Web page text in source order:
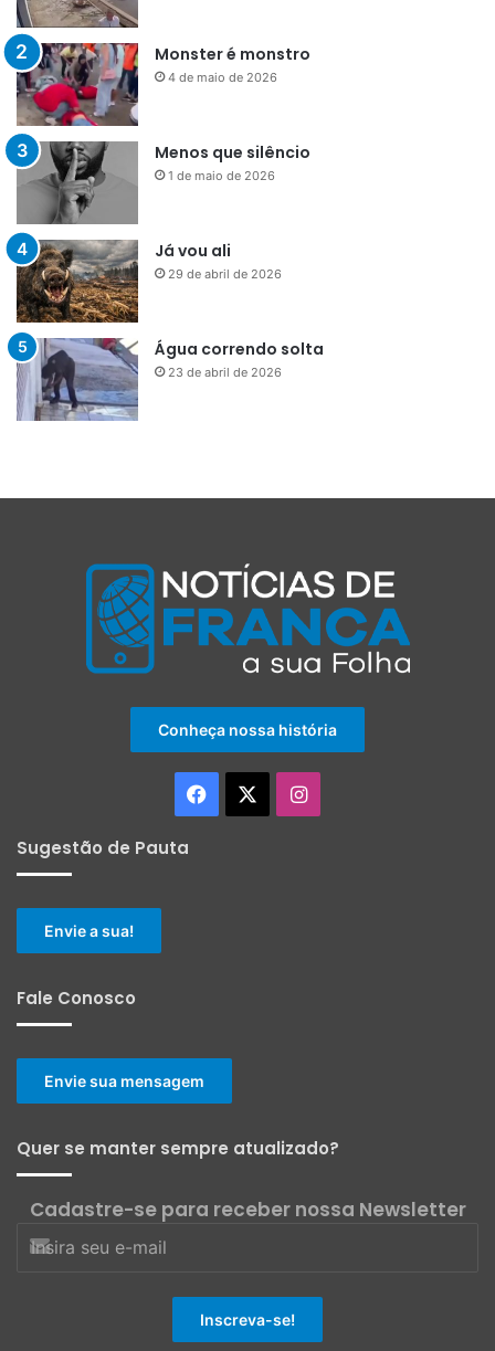
Monster é monstro
4 de maio de 2026
Menos que silêncio
1 de maio de 2026
Já vou ali
29 de abril de 2026
Água correndo solta
23 de abril de 2026
Conheça nossa história
Facebook Instagram
Sugestão de Pauta
Envie a sua!
Fale Conosco
Envie sua mensagem
Quer se manter sempre atualizado?
Cadastre-se para receber nossa Newsletter